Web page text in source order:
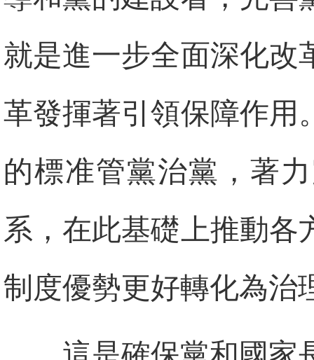
就是進一步全面深化改
革發揮著引領保障作用
的標准管黨治黨，著
系，在此基礎上推動各
制度優勢更好轉化為治